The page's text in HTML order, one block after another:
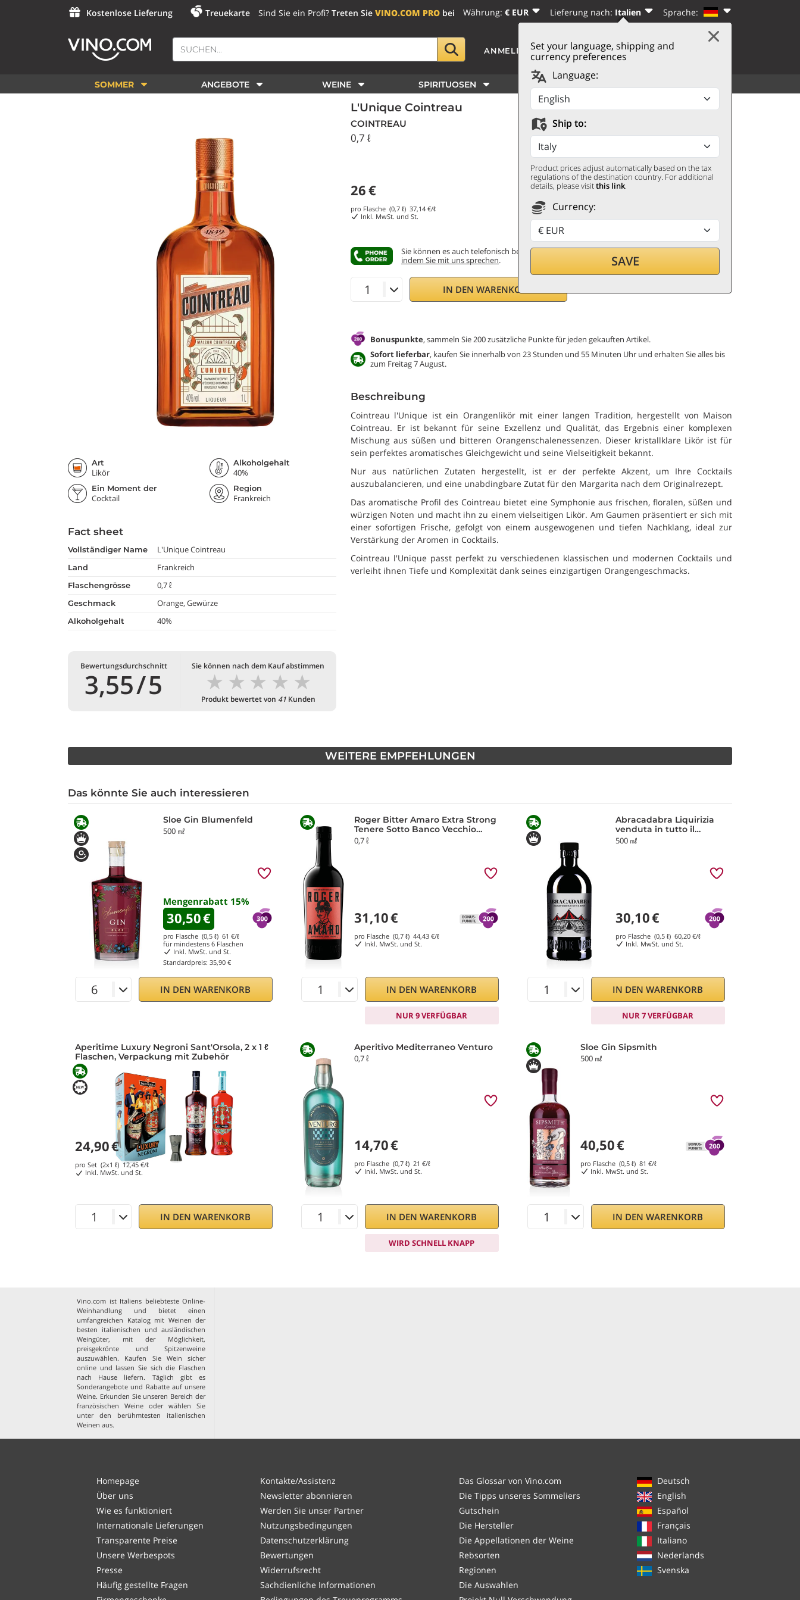
Kostenlose Lieferung Treuekarte Sind Sie ein Profi? Treten Sie VINO.COM PRObei Währung: € EUR Lieferung nach: Italien Sprache:
Set your language, shipping and
currency preferences
Language:
Ship to:
Product prices adjust automatically based on the tax
regulations of the destination country. For additional
details, please visitthis link.
Currency:
SAVE
ANMELDEN | REGISTRIEREN WARENKORB
SOMMER ANGEBOTE WEINE SPIRITUOSEN WEITERES
Art
Likör
Alkoholgehalt
40%
Ein Moment der
Degustation
Cocktail
Region
Frankreich
Fact sheet
vollständiger Name L'Unique Cointreau
land Frankreich
flaschengrösse 0,7 ℓ
geschmack Orange, Gewürze
alkoholgehalt 40%
Bewertungsdurchschnitt
3,55/5
Sie können nach dem Kauf abstimmen
★
★
★
★
★
Produkt bewertet von 41Kunden
L'Unique Cointreau
COINTREAU
0,7 ℓ
26€
pro Flasche (0,7 ℓ) 37,14 €/ℓ
Inkl. MwSt. und St.
Sie können es auch telefonisch bestellen,
indem Sie mit uns sprechen.
IN DEN WARENKORB
Bonuspunkte, sammeln Sie 200 zusätzliche Punkte für jeden gekauften Artikel.
Sofort lieferbar, kaufen Sie innerhalb von 23 Stunden und 55 Minuten Uhr und erhalten Sie alles bis
zum Freitag 7 August.
Beschreibung
Cointreau l'Unique ist ein Orangenlikör mit einer langen Tradition, hergestellt von Maison
Cointreau. Er ist bekannt für seine Exzellenz und Qualität, das Ergebnis einer komplexen
Mischung aus süßen und bitteren Orangenschalenessenzen. Dieser kristallklare Likör ist für
sein perfektes aromatisches Gleichgewicht und seine Vielseitigkeit bekannt.
Nur aus natürlichen Zutaten hergestellt, ist er der perfekte Akzent, um Ihre Cocktails
auszubalancieren, und eine unabdingbare Zutat für den Margarita nach dem Originalrezept.
Das aromatische Profil des Cointreau bietet eine Symphonie aus frischen, floralen, süßen und
würzigen Noten und macht ihn zu einem vielseitigen Likör. Am Gaumen präsentiert er sich mit
einer sofortigen Frische, gefolgt von einem ausgewogenen und tiefen Nachklang, ideal zur
Verstärkung der Aromen in Cocktails.
Cointreau l'Unique passt perfekt zu verschiedenen klassischen und modernen Cocktails und
verleiht ihnen Tiefe und Komplexität dank seines einzigartigen Orangengeschmacks.
WEITERE EMPFEHLUNGEN
Das könnte Sie auch interessieren
Sloe Gin Blumenfeld
500 ㎖
Mengenrabatt 15%
30,50€
pro Flasche (0,5 ℓ)61 €/ℓ
für mindestens6 Flaschen
Inkl. MwSt. und St.
Standardpreis:35,90 €
IN DEN WARENKORB
Roger Bitter Amaro Extra Strong
Tenere Sotto Banco Vecchio
Magazzino Doganale
0,7 ℓ
31,10€
pro Flasche (0,7 ℓ) 44,43 €/ℓ
Inkl. MwSt. und St.
IN DEN WARENKORB
NUR 9 VERFÜGBAR
Abracadabra Liquirizia
venduta in tutto il
Mondo Vecchio
500 ㎖
30,10€
pro Flasche (0,5 ℓ)60,20 €/ℓ
Inkl. MwSt. und St.
IN DEN WARENKORB
NUR 7 VERFÜGBAR
Aperitime Luxury Negroni Sant'Orsola, 2 x 1 ℓ
Flaschen, Verpackung mit Zubehör
24,90€
pro Set (2x1 ℓ) 12,45 €/ℓ
Inkl. MwSt. und St.
IN DEN WARENKORB
Aperitivo Mediterraneo Venturo
0,7 ℓ
14,70€
pro Flasche (0,7 ℓ) 21 €/ℓ
Inkl. MwSt. und St.
IN DEN WARENKORB
WIRD SCHNELL KNAPP
Sloe Gin Sipsmith
500 ㎖
40,50€
pro Flasche (0,5 ℓ) 81 €/ℓ
Inkl. MwSt. und St.
IN DEN WARENKORB
Vino.com ist Italiens beliebteste Online-
Weinhandlung und bietet einen
umfangreichen Katalog mit Weinen der
besten italienischen und ausländischen
Weingüter, mit der Möglichkeit,
preisgekrönte und Spitzenweine
auszuwählen. Kaufen Sie Wein sicher
online und lassen Sie sich die Flaschen
nach Hause liefern. Täglich gibt es
Sonderangebote und Rabatte auf unsere
Weine. Erkunden Sie unseren Bereich der
französischen Weine oder wählen Sie
unter den berühmtesten italienischen
Weinen aus.
Homepage
Über uns
Wie es funktioniert
Internationale Lieferungen
Transparente Preise
Unsere Werbespots
Presse
Häufig gestellte Fragen
Kontakte/Assistenz
Newsletter abonnieren
Werden Sie unser Partner
Nutzungsbedingungen
Datenschutzerklärung
Bewertungen
Widerrufsrecht
Sachdienliche Informationen
Das Glossar von Vino.com
Die Tipps unseres Sommeliers
Gutschein
Die Hersteller
Die Appellationen der Weine
Rebsorten
Regionen
Die Auswahlen
Deutsch
English
Español
Français
Italiano
Nederlands
Svenska